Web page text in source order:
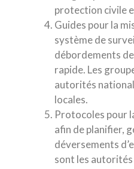
protection civile
Guides pour la
système de
débordements
rapide. Les
autorités
locales.
Protocoles pour
afin de planifier,
déversements
sont les